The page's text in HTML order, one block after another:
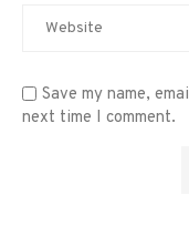
Save my name,
next time I comment.